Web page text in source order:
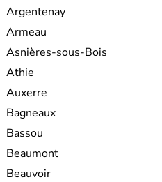
Argentenay
Armeau
Asnières-sous-Bois
Athie
Auxerre
Bagneaux
Bassou
Beaumont
Beauvoir